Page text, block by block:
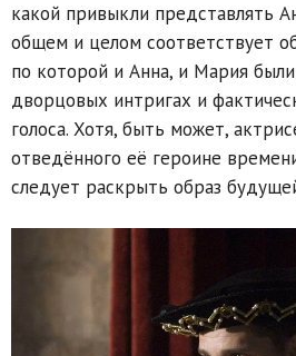
какой привыкли представлять
общем и целом соответствует
по которой и Анна, и Мария
дворцовых интригах и
голоса. Хотя, быть может,
отведённого её героине
следует раскрыть образ